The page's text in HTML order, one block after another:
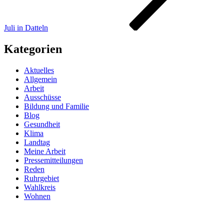
Juli in Datteln
Kategorien
Aktuelles
Allgemein
Arbeit
Ausschüsse
Bildung und Familie
Blog
Gesundheit
Klima
Landtag
Meine Arbeit
Pressemitteilungen
Reden
Ruhrgebiet
Wahlkreis
Wohnen